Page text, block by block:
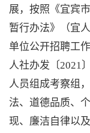
展，按照《宜宾
暂行办法》（宜
单位公开招聘工
人社办发〔2021
人员组成考察组
法、道德品质、
现、廉洁自律以